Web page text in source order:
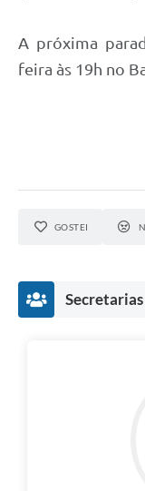
A próxima
feira às 19h no
GOSTEI